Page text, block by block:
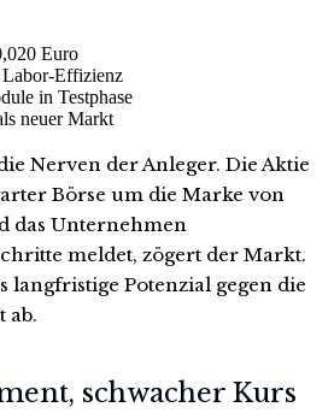
Euro
Labor-Effizienz
in Testphase
neuer Markt
Nerven der Anleger. Die Aktie
Börse um die Marke von
das Unternehmen
meldet, zögert der Markt.
langfristige Potenzial gegen die
ab.
schwacher Kurs